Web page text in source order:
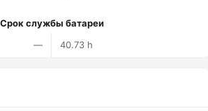
Срок службы батареи
—
40.73 h